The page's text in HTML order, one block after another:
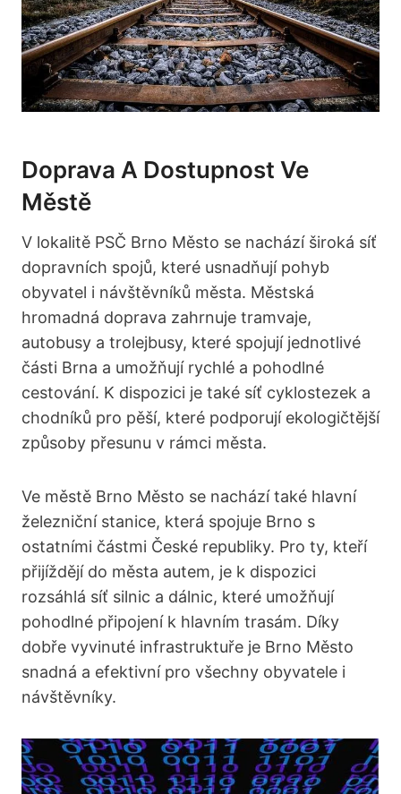
Doprava A Dostupnost Ve
Městě
V lokalitě PSČ Brno Město se‍ nachází široká síť
dopravních spojů, které usnadňují⁢ pohyb
obyvatel i návštěvníků města. Městská
hromadná doprava ⁢zahrnuje tramvaje,
autobusy a trolejbusy,‍ které​ spojují jednotlivé
části Brna ​a umožňují rychlé ⁣a pohodlné
‍cestování. K dispozici ⁢je také síť ⁢cyklostezek a
chodníků ‌pro pěší, ⁢které ‍podporují ekologičtější
způsoby přesunu v⁢ rámci‌ města.
Ve městě Brno Město ‍se nachází ⁤také hlavní
železniční stanice, která spojuje Brno s
ostatními částmi České⁢ republiky. Pro⁣ ty, kteří
přijíždějí do ​města autem,⁣ je k dispozici‌
rozsáhlá síť⁢ silnic a dálnic, které umožňují
pohodlné připojení‌ k hlavním trasám. Díky‌
dobře vyvinuté infrastruktuře⁤ je ‌Brno Město⁢
snadná ⁢a efektivní pro všechny obyvatele i
návštěvníky.